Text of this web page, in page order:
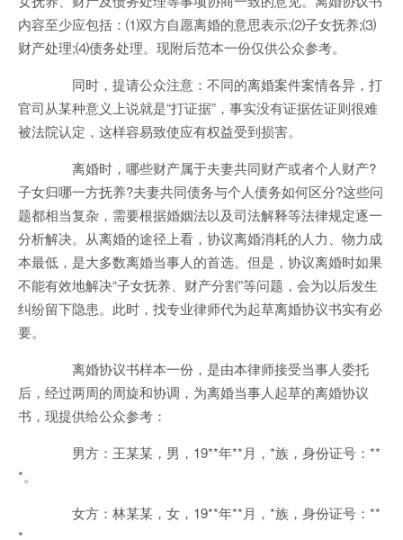
内容至少应包括：⑴双方自愿离婚的意思表示;⑵子女抚养;⑶
财产处理;⑷债务处理。现附后范本一份仅供公众参考。
同时，提请公众注意：不同的离婚案件案情各异，打
官司从某种意义上说就是“打证据”，事实没有证据佐证则很难
被法院认定，这样容易致使应有权益受到损害。
离婚时，哪些财产属于夫妻共同财产或者个人财产?
子女归哪一方抚养?夫妻共同债务与个人债务如何区分?这些问
题都相当复杂，需要根据婚姻法以及司法解释等法律规定逐一
分析解决。从离婚的途径上看，协议离婚消耗的人力、物力成
本最低，是大多数离婚当事人的首选。但是，协议离婚时如果
不能有效地解决“子女抚养、财产分割”等问题，会为以后发生
纠纷留下隐患。此时，找专业律师代为起草离婚协议书实有必
要。
离婚协议书样本一份，是由本律师接受当事人委托
后，经过两周的周旋和协调，为离婚当事人起草的离婚协议
书，现提供给公众参考：
男方：王某某，男，19**年**月，*族，身份证号：**
*。
女方：林某某，女，19**年**月，*族，身份证号：**
*。